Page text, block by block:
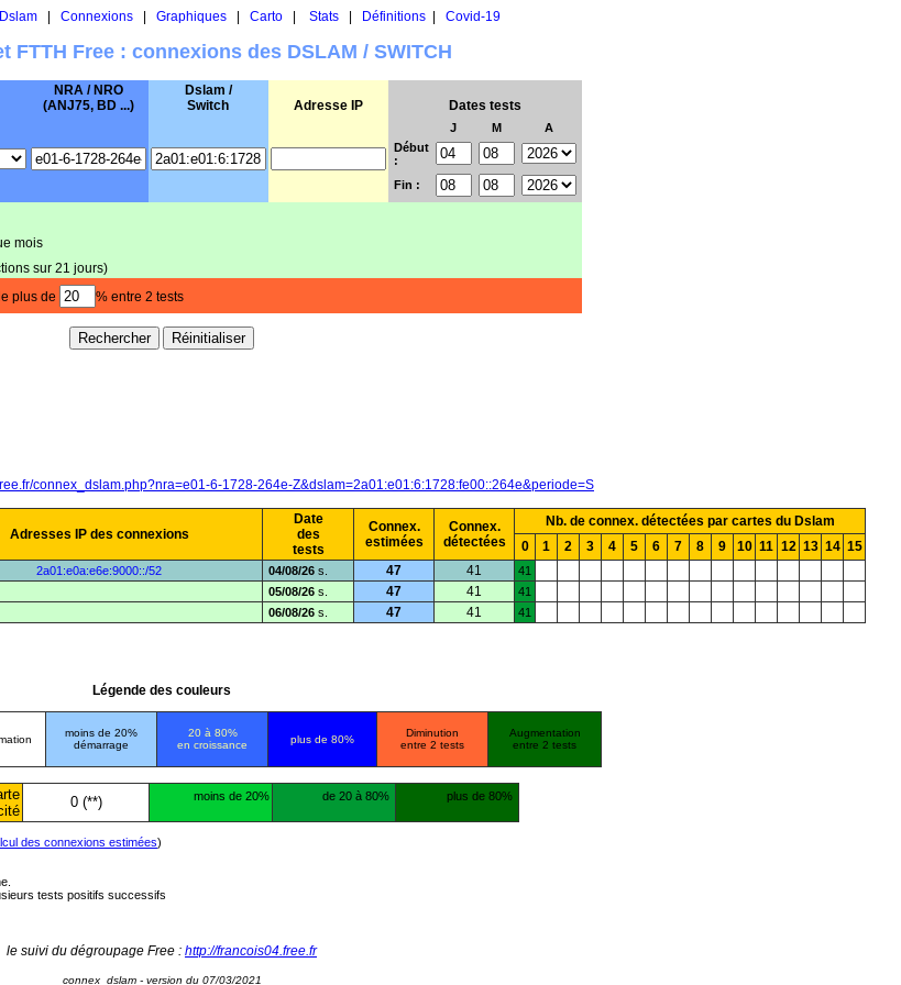
Dslam| Connexions| Graphiques| Carto| Stats| Définitions| Covid-19
FTTH Free : connexions des DSLAM / SWITCH
NRA / NRO
(ANJ75, BD ...)
Dslam /
Switch
Adresse IP Dates tests
J M
A
Début
:
Fin :
mois
sur 21 jours)
plus de % entre 2 tests
connex_dslam.php?nra=e01-6-1728-264e-Z&dslam=2a01:e01:6:1728:fe00::264e&periode=S
Adresses IP des connexions
Date
des
tests
Connex.
estimées
Connex.
détectées
Nb. de connex. détectées par cartes du Dslam
0
1 2 3 4 5 6 7 8 9 10 11 12 13 14 15
2a01:e0a:e6e:9000::/52 04/08/26 s. 47 41
41
05/08/26 s. 47 41
41
06/08/26 s. 47 41 41
Légende des couleurs
moins de 20%
démarrage
20 à 80%
en croissance
plus de 80%
Diminution
entre 2 tests
Augmentation
entre 2 tests
0 (**) moins de 20% de 20 à 80% plus de 80%
des connexions estimées)
tests positifs successifs
le suivi du dégroupage Free : http://francois04.free.fr
connex_dslam - version du 07/03/2021